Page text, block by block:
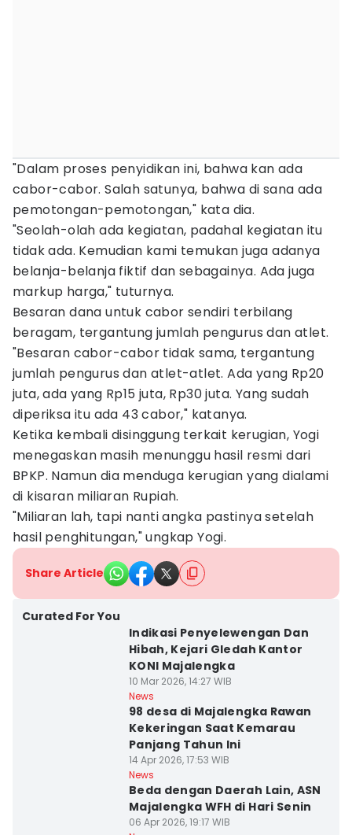
"Dalam proses penyidikan ini, bahwa kan ada
cabor-cabor. Salah satunya, bahwa di sana ada
pemotongan-pemotongan," kata dia.
"Seolah-olah ada kegiatan, padahal kegiatan itu
tidak ada. Kemudian kami temukan juga adanya
belanja-belanja fiktif dan sebagainya. Ada juga
markup harga," tuturnya.
Besaran dana untuk cabor sendiri terbilang
beragam, tergantung jumlah pengurus dan atlet.
"Besaran cabor-cabor tidak sama, tergantung
jumlah pengurus dan atlet-atlet. Ada yang Rp20
juta, ada yang Rp15 juta, Rp30 juta. Yang sudah
diperiksa itu ada 43 cabor," katanya.
Ketika kembali disinggung terkait kerugian, Yogi
menegaskan masih menunggu hasil resmi dari
BPKP. Namun dia menduga kerugian yang dialami
di kisaran miliaran Rupiah.
"Miliaran lah, tapi nanti angka pastinya setelah
hasil penghitungan," ungkap Yogi.
Share Article
Curated For You
Indikasi Penyelewengan Dan
Hibah, Kejari Gledah Kantor
KONI Majalengka
10 Mar 2026, 14:27 WIB
News
98 desa di Majalengka Rawan
Kekeringan Saat Kemarau
Panjang Tahun Ini
14 Apr 2026, 17:53 WIB
News
Beda dengan Daerah Lain, ASN
Majalengka WFH di Hari Senin
06 Apr 2026, 19:17 WIB